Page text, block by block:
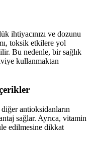
ihtiyacınızı ve dozunu
toksik etkilere yol
Bu nedenle, bir sağlık
kullanmaktan
antioksidanların
sağlar. Ayrıca, vitamin
edilmesine dikkat